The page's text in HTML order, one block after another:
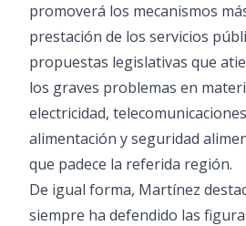
promoverá los mecanismos
prestación de los servicios
propuestas legislativas que
los graves problemas en
electricidad,
alimentación y seguridad
que padece la referida región.
De igual forma, Martínez
siempre ha defendido las